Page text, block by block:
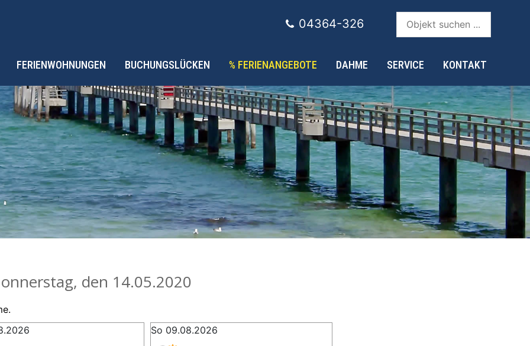
04364-326 Objekt suchen ...
FERIENWOHNUNGEN BUCHUNGSLÜCKEN % FERIENANGEBOTE DAHME SERVICE KONTAKT
den 14.05.2020
So 09.08.2026